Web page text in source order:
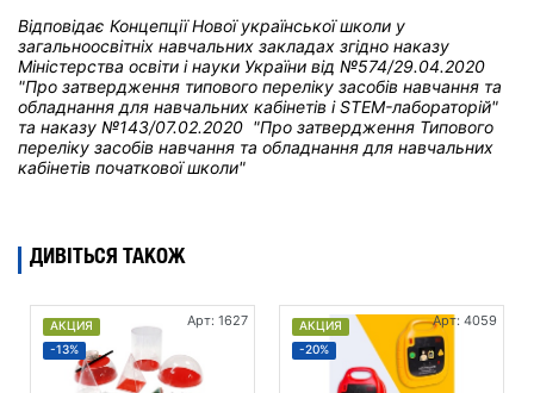
Відповідає Концепції Нової української школи у
загальноосвітніх навчальних закладах згідно наказу
Міністерства освіти і науки України від №574/29.04.2020
"Про затвердження типового переліку засобів навчання та
обладнання для навчальних кабінетів і STEM-лабораторій"
та наказу №143/07.02.2020 "Про затвердження Типового
переліку засобів навчання та обладнання для навчальних
кабінетів початкової школи"
ДИВІТЬСЯ ТАКОЖ
АКЦИЯ
-13%
Арт: 1627
АКЦИЯ
-20%
Арт: 4059